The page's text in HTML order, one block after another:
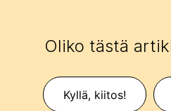
Oliko tästä
Kyllä, kiitos!